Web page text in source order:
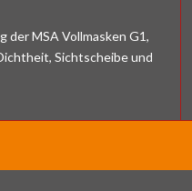
der MSA Vollmasken G1,
Sichtscheibe und